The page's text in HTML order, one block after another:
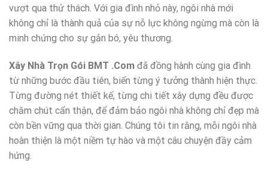
vượt qua thử thách. Với gia đình nhỏ này, ngôi nhà mới
không chỉ là thành quả của sự nỗ lực không ngừng mà còn là
minh chứng cho sự gắn bó, yêu thương.
Xây Nhà Trọn Gói BMT .Com đã đồng hành cùng gia đình
từ những bước đầu tiên, biến từng ý tưởng thành hiện thực.
Từng đường nét thiết kế, từng chi tiết xây dựng đều được
chăm chút cẩn thận, để đảm bảo ngôi nhà không chỉ đẹp mà
còn bền vững qua thời gian. Chúng tôi tin rằng, mỗi ngôi nhà
hoàn thiện là một niềm tự hào và một câu chuyện đầy cảm
hứng.